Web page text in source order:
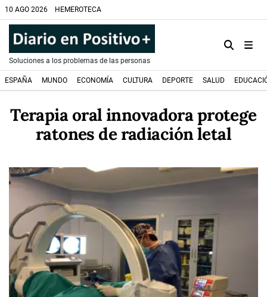
10 AGO 2026 HEMEROTECA
Soluciones a los problemas de las personas
ESPAÑA MUNDO ECONOMÍA CULTURA DEPORTE SALUD
Terapia oral innovadora protege
ratones de radiación letal